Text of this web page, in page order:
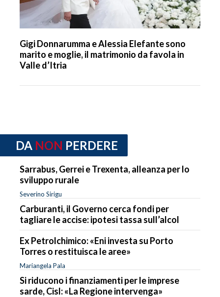
Gigi Donnarumma e Alessia Elefante sono
marito e moglie, il matrimonio da favola in
Valle d’Itria
DA NON PERDERE
Sarrabus, Gerrei e Trexenta, alleanza per lo
sviluppo rurale
Severino Sirigu
Carburanti, il Governo cerca fondi per
tagliare le accise: ipotesi tassa sull’alcol
Ex Petrolchimico: «Eni investa su Porto
Torres o restituisca le aree»
Mariangela Pala
Si riducono i finanziamenti per le imprese
sarde, Cisl: «La Regione intervenga»